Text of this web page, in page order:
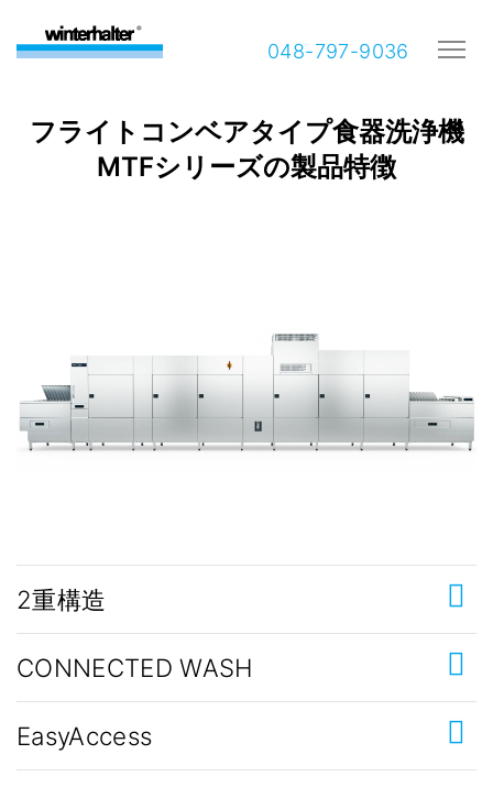
048-797-9036
フライトコンベアタイプ食器洗浄機
MTFシリーズの製品特徴
2重構造
CONNECTED WASH
EasyAccess